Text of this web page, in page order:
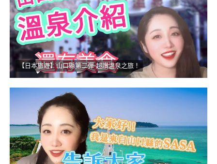
【日本旅遊】山口縣第二彈-超讚溫泉之旅！